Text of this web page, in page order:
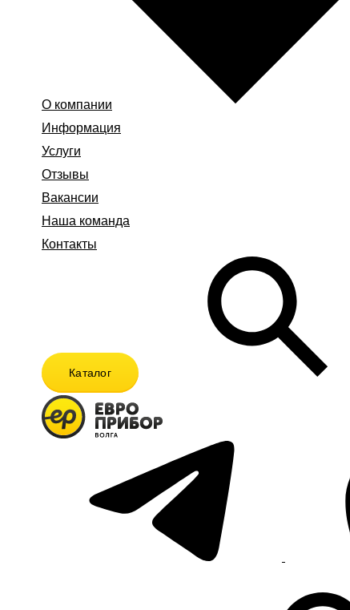
О компании
Информация
Услуги
Отзывы
Вакансии
Наша команда
Контакты
Каталог